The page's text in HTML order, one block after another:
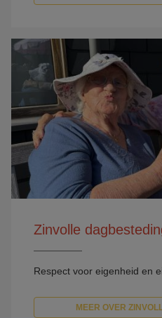
Zinvolle
Respect voor eigenheid en
MEER OVER